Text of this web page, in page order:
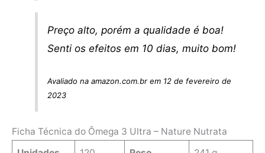
Preço alto, porém a qualidade é boa!
Senti os efeitos em 10 dias, muito bom!
Avaliado na amazon.com.br em 12 de fevereiro de
2023
Ficha Técnica do Ômega 3 Ultra – Nature Nutrata